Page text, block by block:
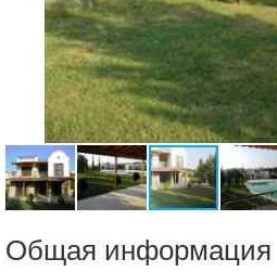
Общая информация